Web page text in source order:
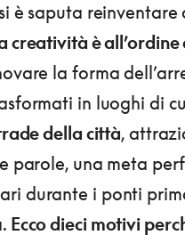
è saputa reinventare
creatività è all’ordine
la forma
in luoghi di
della città,
parole, una meta
durante i ponti
Ecco dieci motivi